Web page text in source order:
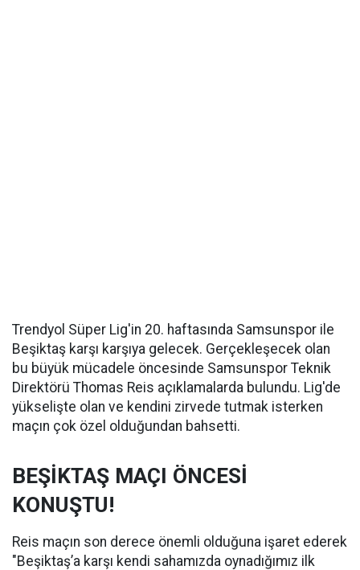
Trendyol Süper Lig'in 20. haftasında Samsunspor ile
Beşiktaş karşı karşıya gelecek. Gerçekleşecek olan
bu büyük mücadele öncesinde Samsunspor Teknik
Direktörü Thomas Reis açıklamalarda bulundu. Lig'de
yükselişte olan ve kendini zirvede tutmak isterken
maçın çok özel olduğundan bahsetti.
BEŞİKTAŞ MAÇI ÖNCESİ
KONUŞTU!
Reis maçın son derece önemli olduğuna işaret ederek
"Beşiktaş’a karşı kendi sahamızda oynadığımız ilk